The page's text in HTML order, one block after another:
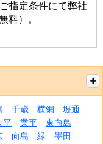
指定条件にて弊社
料）。
千歳 横網
堤通
平 業平
東向島
向島 緑
墨田